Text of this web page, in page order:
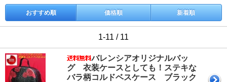
おすすめ順 価格順 新着順
1-11 / 11
バレンシアオリジナルバッ
グ 衣装ケースとしても！ステキな
バラ柄コルドベスケース ブラック